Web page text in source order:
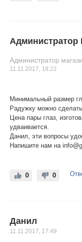
Администратор
Администратор
11.11.2017, 18:22
Минимальный размер
Радужку можно
Цена пары глаз,
удваивается.
Данил, эти вопросы
Напишите нам на
0
0
Данил
11.11.2017, 17:49